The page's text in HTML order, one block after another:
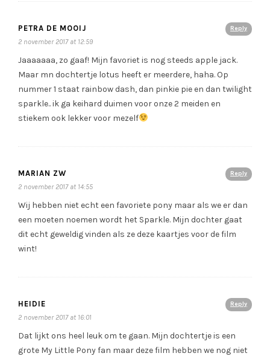
Reply
PETRA DE MOOIJ
2 november 2017 at 12:59
Jaaaaaaa, zo gaaf! Mijn favoriet is nog steeds apple jack.
Maar mn dochtertje lotus heeft er meerdere, haha. Op
nummer 1 staat rainbow dash, dan pinkie pie en dan twilight
sparkle.. ik ga keihard duimen voor onze 2 meiden en
stiekem ook lekker voor mezelf
Reply
MARIAN ZW
2 november 2017 at 14:55
Wij hebben niet echt een favoriete pony maar als we er dan
een moeten noemen wordt het Sparkle. Mijn dochter gaat
dit echt geweldig vinden als ze deze kaartjes voor de film
wint!
Reply
HEIDIE
2 november 2017 at 16:01
Dat lijkt ons heel leuk om te gaan. Mijn dochtertje is een
grote My Little Pony fan maar deze film hebben we nog niet